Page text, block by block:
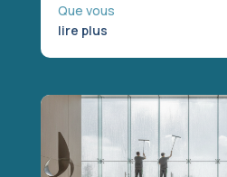
Que vous
lire plus